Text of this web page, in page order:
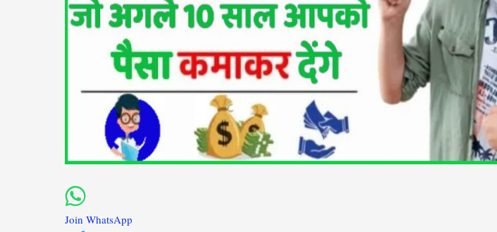
Join WhatsApp